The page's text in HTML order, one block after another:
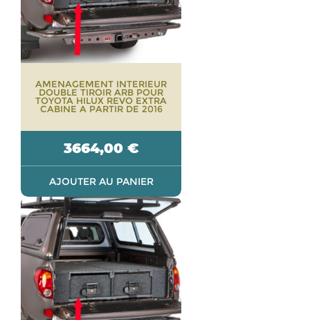
AMENAGEMENT INTERIEUR
DOUBLE TIROIR ARB POUR
TOYOTA HILUX REVO EXTRA
CABINE A PARTIR DE 2016
3664,00 €
AJOUTER AU PANIER